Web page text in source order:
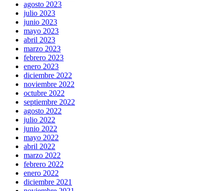
agosto 2023
julio 2023
junio 2023
mayo 2023
abril 2023
marzo 2023
febrero 2023
enero 2023
diciembre 2022
noviembre 2022
octubre 2022
septiembre 2022
agosto 2022
julio 2022
junio 2022
mayo 2022
abril 2022
marzo 2022
febrero 2022
enero 2022
diciembre 2021